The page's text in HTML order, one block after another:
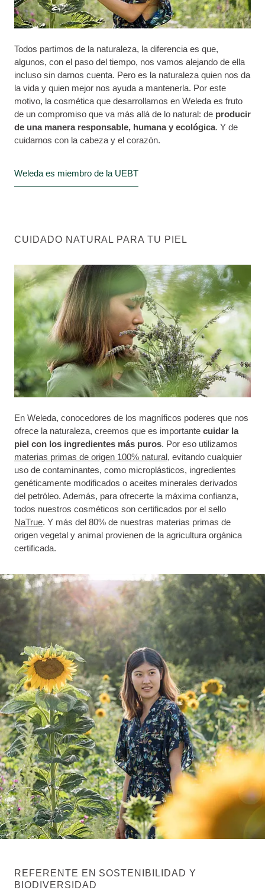
Todos partimos de la naturaleza, la diferencia es que,
algunos, con el paso del tiempo, nos vamos alejando de ella
incluso sin darnos cuenta. Pero es la naturaleza quien nos da
la vida y quien mejor nos ayuda a mantenerla. Por este
motivo, la cosmética que desarrollamos en Weleda es fruto
de un compromiso que va más allá de lo natural: de producir
de una manera responsable, humana y ecológica. Y de
cuidarnos con la cabeza y el corazón.
Weleda es miembro de la UEBT
CUIDADO NATURAL PARA TU PIEL
En Weleda, conocedores de los magníficos poderes que nos
ofrece la naturaleza, creemos que es importante cuidar la
piel con los ingredientes más puros. Por eso utilizamos
materias primas de origen 100% natural, evitando cualquier
uso de contaminantes, como microplásticos, ingredientes
genéticamente modificados o aceites minerales derivados
del petróleo. Además, para ofrecerte la máxima confianza,
todos nuestros cosméticos son certificados por el sello
NaTrue. Y más del 80% de nuestras materias primas de
origen vegetal y animal provienen de la agricultura orgánica
certificada.
REFERENTE EN SOSTENIBILIDAD Y
BIODIVERSIDAD